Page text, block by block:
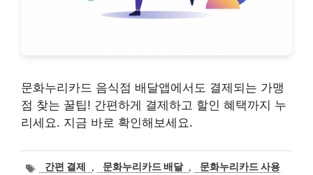
문화누리카드 음식점 배달앱에서도 결제되는 가맹
점 찾는 꿀팁! 간편하게 결제하고 할인 혜택까지 누
리세요. 지금 바로 확인해보세요.
태간편 결제 , 문화누리카드 배달 ,
문화누리카드 사용